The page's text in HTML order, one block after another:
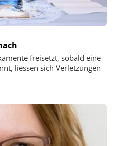
freisetzt, sobald eine
liessen sich Verletzungen